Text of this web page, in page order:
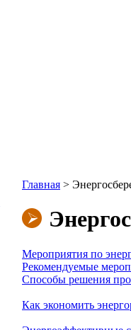
Главная >
Мероприятия по
Рекомендуемые
Способы решения
Как экономить